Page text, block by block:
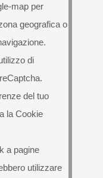
map per
geografica o
di
del tuo
la Cookie
a pagine
utilizzare